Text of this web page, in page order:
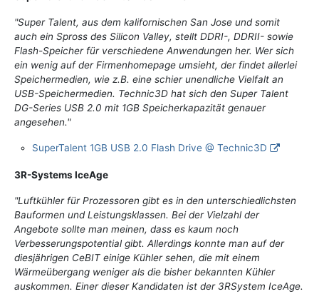
"Super Talent, aus dem kalifornischen San Jose und somit
auch ein Spross des Silicon Valley, stellt DDRI-, DDRII- sowie
Flash-Speicher für verschiedene Anwendungen her. Wer sich
ein wenig auf der Firmenhomepage umsieht, der findet allerlei
Speichermedien, wie z.B. eine schier unendliche Vielfalt an
USB-Speichermedien. Technic3D hat sich den Super Talent
DG-Series USB 2.0 mit 1GB Speicherkapazität genauer
angesehen."
SuperTalent 1GB USB 2.0 Flash Drive @ Technic3D
3R-Systems IceAge
"Luftkühler für Prozessoren gibt es in den unterschiedlichsten
Bauformen und Leistungsklassen. Bei der Vielzahl der
Angebote sollte man meinen, dass es kaum noch
Verbesserungspotential gibt. Allerdings konnte man auf der
diesjährigen CeBIT einige Kühler sehen, die mit einem
Wärmeübergang weniger als die bisher bekannten Kühler
auskommen. Einer dieser Kandidaten ist der 3RSystem IceAge.